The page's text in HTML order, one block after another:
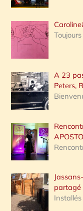
A 23
Peters,
partagé